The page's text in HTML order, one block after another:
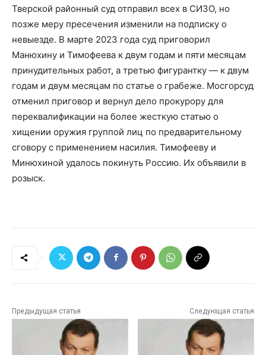
Тверской районный суд отправил всех в СИЗО, но
позже меру пресечения изменили на подписку о
невыезде. В марте 2023 года суд приговорил
Манюхину и Тимофеева к двум годам и пяти месяцам
принудительных работ, а третью фигурантку — к двум
годам и двум месяцам по статье о грабеже. Мосгорсуд
отменил приговор и вернул дело прокурору для
переквалификации на более жесткую статью о
хищении оружия группой лиц по предварительному
сговору с применением насилия. Тимофееву и
Минюхиной удалось покинуть Россию. Их объявили в
розыск.
Предыдущая статья Следующая статья